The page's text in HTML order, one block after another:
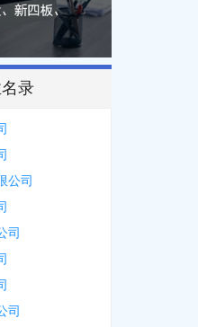
录
公司
司
司